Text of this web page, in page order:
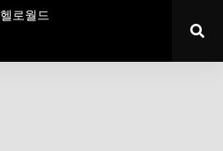
헬로월드